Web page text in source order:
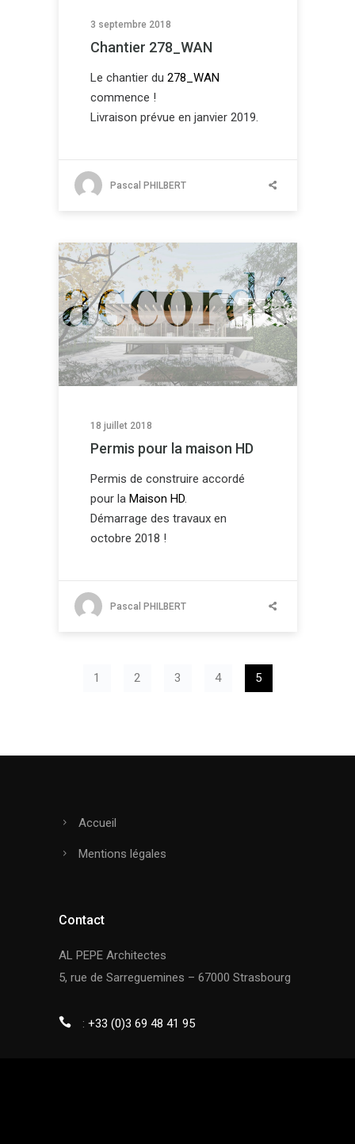
3 septembre 2018
Chantier 278_WAN
Le chantier du 278_WAN
commence !
Livraison prévue en janvier 2019.
Pascal PHILBERT
18 juillet 2018
Permis pour la maison HD
Permis de construire accordé
pour la Maison HD.
Démarrage des travaux en
octobre 2018 !
Pascal PHILBERT
1 2 3 4 5
Accueil
Mentions légales
Contact
AL PEPE Architectes
5, rue de Sarreguemines – 67000 Strasbourg
: +33 (0)3 69 48 41 95